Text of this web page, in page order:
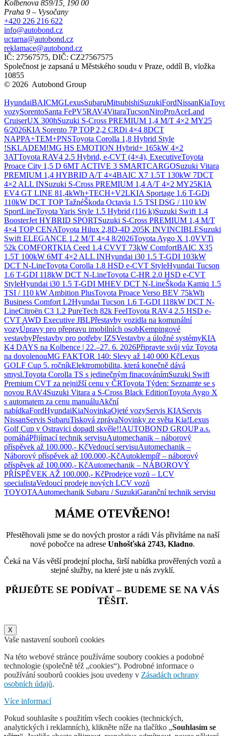
Kolbenova 859/15, 190 00
Praha 9 – Vysočany
+420 226 216 622
info@autobond.cz
uctarna@autobond.cz
reklamace@autobond.cz
IČ: 27567575, DIČ: CZ27567575
Společnost je zapsaná u Městského soudu v Praze, oddíl B, vložka
10855
© 2026 Autobond Group
HyundaiBAICMGLexusSubaruMitsubishiSuzukiFordNissanKia
vozySorentoSanta FePV5RAV4VitaraTucsonNiroProAceLand
CruiserUX 300hSuzuki S-Cross PREMIUM 1,4 M/T 4×2 MY25
6/2026KIA Sorento 7P TOP 2,2 CRDi 4×4 8DCT
NAPPA+TEM+PNSToyota Corolla 1,8 Hybrid Style
!SKLADEM!MG HS EMOTION Hybrid+ 165kW 4×2
3ATToyota RAV4 2.5 Hybrid, e-CVT (4×4), ExecutiveToyota
Proace City 1,5 D 6MT ACTIVE 3 SMARTCARGOSuzuki Vitara
PREMIUM 1,4 HYBRID A/T 4×4BAIC X7 1.5T 130kW 7DCT
4×2 ALL INSuzuki S-Cross PREMIUM 1,4 A/T 4×2 MY25KIA
EV4 GT LINE 81,4kWh+TECH+V2LKIA Sportage 1.6 T-GDi
110kW DCT TOP TažnéŠkoda Octavia 1.5 TSI DSG / 110 kW
SportLineToyota Yaris Style 1.5 Hybrid (116 k)Suzuki Swift 1.4
BoosterJet HYBRID SPORTSuzuki S-Cross PREMIUM 1,4 M/T
4×4 TOP CENAToyota Hilux 2,8D-4D 205K INVINCIBLESuzuki
Swift ELEGANCE 1.2 M/T 4×4 8/2026Toyota Aygo X 1,0VVTi
52k COMFORTKIA Ceed 1.4 CVVT 73kW ComfortBAIC X35
1.5T 100kW 6MT 4×2 ALL INHyundai i30 1.5 T-GDI 103kW
DCT N-LineToyota Corolla 1.8 HSD e-CVT StyleHyundai Tucson
1.6 T-GDI 118kW DCT N-LineToyota C-HR 2.0 HSD e-CVT
StyleHyundai i30 1.5 T-GDI MHEV DCT N-LineŠkoda Kamiq 1.5
TSI / 110 kW Ambition PlusToyota Proace Verso BEV 75kWh
Business Comfort L2Hyundai Tucson 1.6 T-GDI 118kW DCT N-
LineCitroën C3 1.2 PureTech 82k FeelToyota RAV4 2.5 HSD e-
CVT AWD Executive JBLPřestavby vozidla na komunální
vozyÚpravy pro přepravu imobilních osobKempingové
vestavbyPřestavby pro potřeby IZSVestavby a úložné systémyKIA
K4 DAYS na Kolbence | 22.–27. 6. 2026Připravte svůj vůz Toyota
na dovolenouMG FAKTOR 140: Slevy až 140 000 KčLexus
GOLF Cup 5. ročníkElektromobilita, která konečně dává
smysl.Toyota Corolla TS s jedinečným finacovánímSuzuki Swift
Premium CVT za nejnižší cenu v ČRToyota Týden: Seznamte se s
novou RAV4Suzuki Vitara a S-Cross Black EditionToyota Aygo X
s automatem za cenu manuáluAkční
nabídkaFordHyundaiKiaNovinkaOjeté vozyServis KIAServis
NissanServis SubaruTisková zprávaNovinky ze světa Kia!Lexus
Golf Cup v Ostravici dopadl skvěle!!AUTOBOND GROUP a.s.
pomáháPřijímací technik servisuAutomechanik – náborový
příspěvek až 100.000,- KčVedoucí servisuAutomechanik –
Náborový příspěvek až 100.000,-KčAutoklempíř – náborový
příspěvek až 100.000,- KčAutomechanik – NÁBOROVÝ
PŘÍSPĚVEK AŽ 100.000,- KčProdejce vozů – LCV
specialistaVedoucí prodeje nových LCV vozů
TOYOTAAutomechanik Subaru / SuzukiGaranční technik servisu
MÁME OTEVŘENO!
Přestěhovali jsme se do nových prostor a rádi Vás přivítáme na naší
nové pobočce na adrese Unhošťská 2743, Kladno.
Čeká na Vás větší prodejní plocha, širší nabídka prověřených vozů a
stejné služby, na které jste u nás zvyklí.
PŘIJEĎTE SE PODÍVAT – BUDEME SE NA VÁS
TĚŠIT.
X
Vaše nastavení souborů cookies
Na této webové stránce používáme soubory cookies a podobné
technologie (společně též „cookies“). Podrobné informace o
používání souborů cookies jsou uvedeny v Zásadách ochrany
osobních údajů.
Více informací
Pokud souhlasíte s použitím všech cookies (technických,
analytických i reklamních), klikněte níže na tlačítko „Souhlasím se